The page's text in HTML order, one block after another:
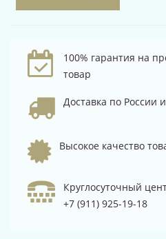
100% гарантия на
товар
Доставка по России
Высокое качество
Круглосуточный
+7 (911) 925-19-18